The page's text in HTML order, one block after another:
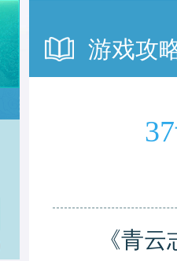
游戏攻
《青云志